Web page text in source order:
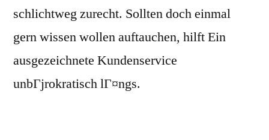
schlichtweg zurecht. Sollten doch einmal
gern wissen wollen auftauchen, hilft Ein
ausgezeichnete Kundenservice
unbГјrokratisch lГ¤ngs.